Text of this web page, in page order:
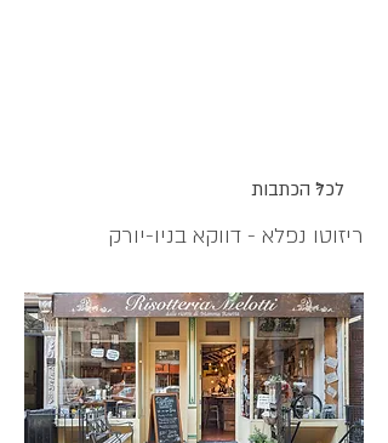
לכל הכתבות
>
ריזוטו נפלא - דווקא בניו-יורק